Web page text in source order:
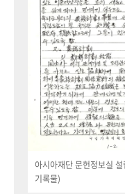
아시아재단 문헌정보실
기록물)